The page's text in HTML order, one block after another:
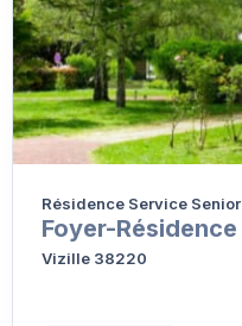
Résidence Service Senior
Foyer-Résidence
Vizille 38220